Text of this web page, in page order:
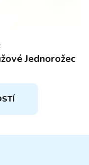
Jednorožec